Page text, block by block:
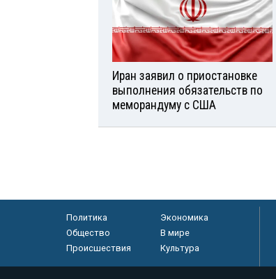
Иран заявил о приостановке
выполнения обязательств по
меморандуму с США
Политика
Экономика
Общество
В мире
Происшествия
Культура